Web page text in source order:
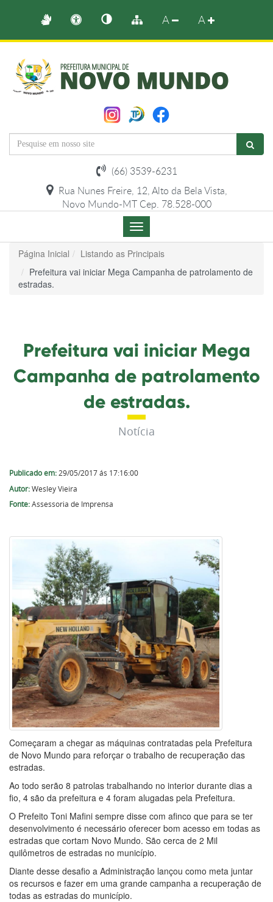
A A
(66) 3539-6231
Rua Nunes Freire, 12, Alto da Bela Vista,
Novo Mundo-MT Cep. 78.528-000
Menu
de
Navegação
Página Inicial
Listando as Principais
Prefeitura vai iniciar Mega Campanha de patrolamento de
estradas.
Prefeitura vai iniciar Mega
Campanha de patrolamento
de estradas.
Notícia
Publicado em: 29/05/2017 ás 17:16:00
Autor:Wesley Vieira
Fonte:Assessoria de Imprensa
Começaram a chegar as máquinas contratadas pela Prefeitura
de Novo Mundo para reforçar o trabalho de recuperação das
estradas.
Ao todo serão 8 patrolas trabalhando no interior durante dias a
fio, 4 são da prefeitura e 4 foram alugadas pela Prefeitura.
O Prefeito Toni Mafini sempre disse com afinco que para se ter
desenvolvimento é necessário oferecer bom acesso em todas as
estradas que cortam Novo Mundo. São cerca de 2 Mil
quilômetros de estradas no município.
Diante desse desafio a Administração lançou como meta juntar
os recursos e fazer em uma grande campanha a recuperação de
todas as estradas do município.